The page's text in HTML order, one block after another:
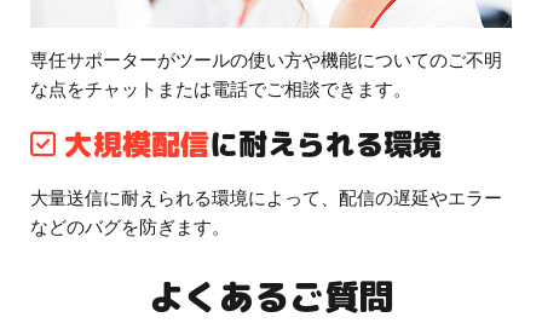
専任サポーターがツールの使い方や機能についてのご不明
な点をチャットまたは電話でご相談できます。
大規模配信に耐えられる環境
大量送信に耐えられる環境によって、配信の遅延やエラー
などのバグを防ぎます。
よくあるご質問